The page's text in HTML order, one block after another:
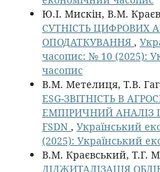
Ю.І. Мискін, В.М.
СУТНІСТЬ ЦИФРОВИХ
ОПОДАТКУВАННЯ ,
часопис: № 10 (2025):
часопис
В.М. Метелиця, Т.В.
ESG-ЗВІТНІСТЬ В
ЕМПІРИЧНИЙ АНАЛІЗ
FSDN , Український
(2025): Український
В.М. Краєвський, Т.Г.
ДІДЖИТАЛІЗАЦІЯ